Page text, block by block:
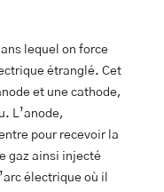
lequel on force
étranglé. Cet
et une cathode,
L’anode,
pour recevoir la
gaz ainsi injecté
électrique où il